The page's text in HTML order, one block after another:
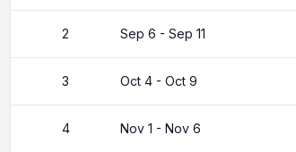
2 Sep 6 - Sep 11
3 Oct 4 - Oct 9
4 Nov 1 - Nov 6